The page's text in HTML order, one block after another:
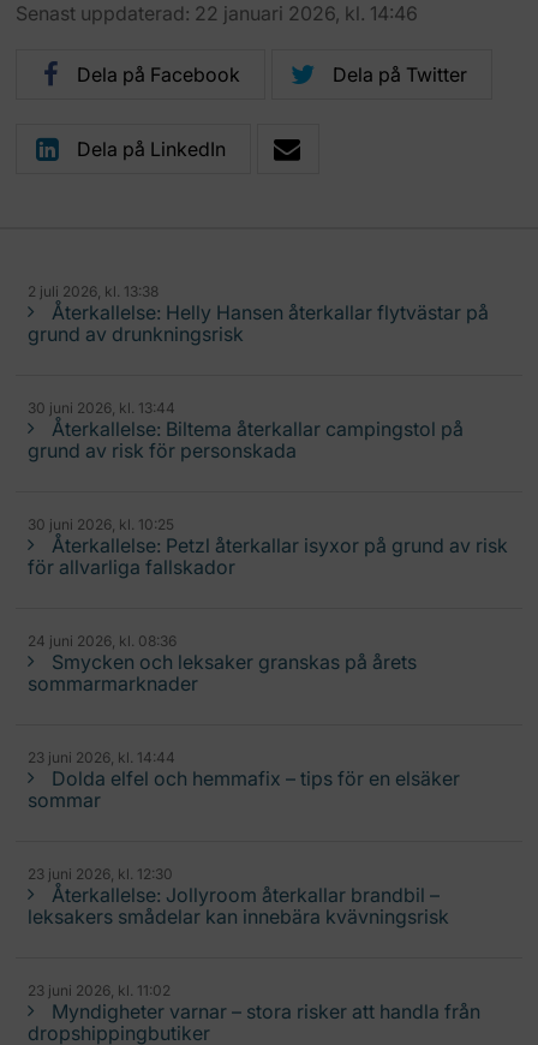
Senast uppdaterad: 22 januari 2026, kl. 14:46
Dela på Facebook Dela på Twitter
Dela på LinkedIn
2 juli 2026, kl. 13:38
Återkallelse: Helly Hansen återkallar flytvästar på
grund av drunkningsrisk
30 juni 2026, kl. 13:44
Återkallelse: Biltema återkallar campingstol på
grund av risk för personskada
30 juni 2026, kl. 10:25
Återkallelse: Petzl återkallar isyxor på grund av risk
för allvarliga fallskador
24 juni 2026, kl. 08:36
Smycken och leksaker granskas på årets
sommarmarknader
23 juni 2026, kl. 14:44
Dolda elfel och hemmafix – tips för en elsäker
sommar
23 juni 2026, kl. 12:30
Återkallelse: Jollyroom återkallar brandbil –
leksakers smådelar kan innebära kvävningsrisk
23 juni 2026, kl. 11:02
Myndigheter varnar – stora risker att handla från
dropshippingbutiker